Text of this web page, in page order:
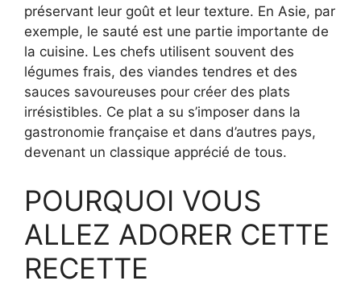
préservant leur goût et leur texture. En Asie, par
exemple, le sauté est une partie importante de
la cuisine. Les chefs utilisent souvent des
légumes frais, des viandes tendres et des
sauces savoureuses pour créer des plats
irrésistibles. Ce plat a su s’imposer dans la
gastronomie française et dans d’autres pays,
devenant un classique apprécié de tous.
POURQUOI VOUS
ALLEZ ADORER CETTE
RECETTE